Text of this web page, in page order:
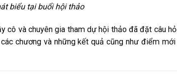
biểu tại buổi hội thảo
cô và chuyên gia tham dự hội thảo đã đặt câu
chương và những kết quả cũng như điểm